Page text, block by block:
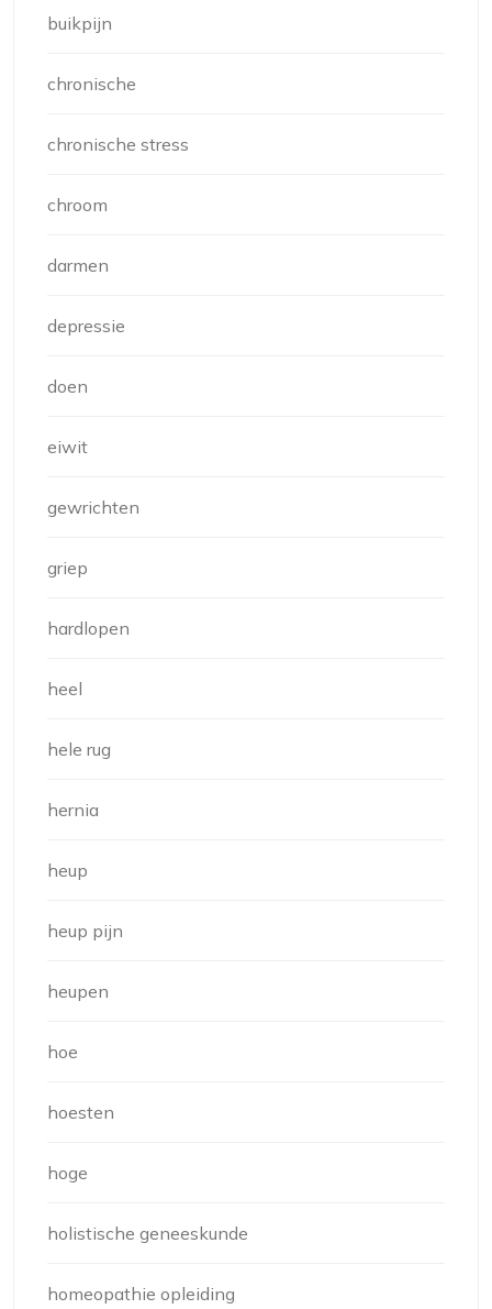
buikpijn
chronische
chronische stress
chroom
darmen
depressie
doen
eiwit
gewrichten
griep
hardlopen
heel
hele rug
hernia
heup
heup pijn
heupen
hoe
hoesten
hoge
holistische geneeskunde
homeopathie opleiding